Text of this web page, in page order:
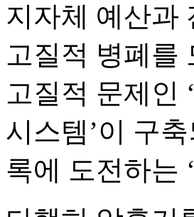
지자체 예산과
고질적 병폐를
고질적 문제인
시스템’이 구
록에 도전하는